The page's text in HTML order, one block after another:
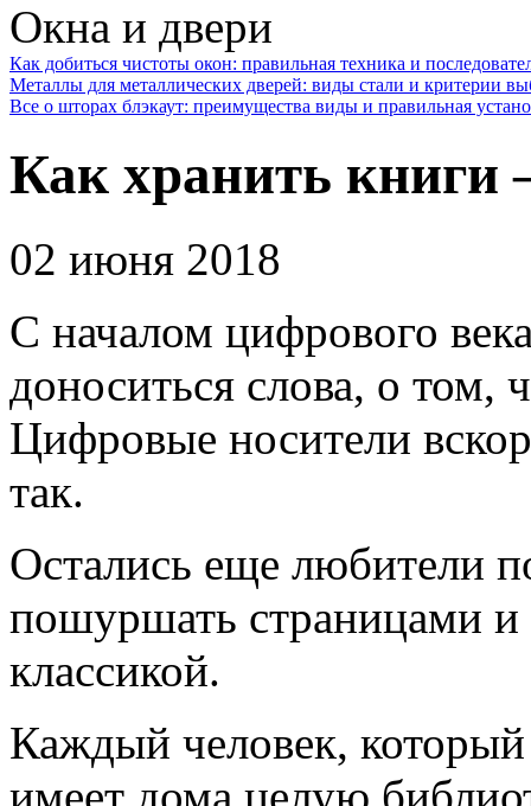
Окна и двери
Как добиться чистоты окон: правильная техника и
Металлы для металлических дверей: виды стали и критерии
Все о шторах блэкаут: преимущества виды и правильная
Как хранить книги
02 июня 2018
С началом цифрового
доноситься слова, о том,
Цифровые носители
так.
Остались еще любители
пошуршать страницами
классикой.
Каждый человек,
имеет дома целую